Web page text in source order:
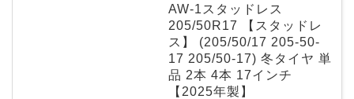
AW-1スタッドレス
205/50R17 【スタッドレ
ス】 (205/50/17 205-50-
17 205/50-17) 冬タイヤ 単
品 2本 4本 17インチ
【2025年製】